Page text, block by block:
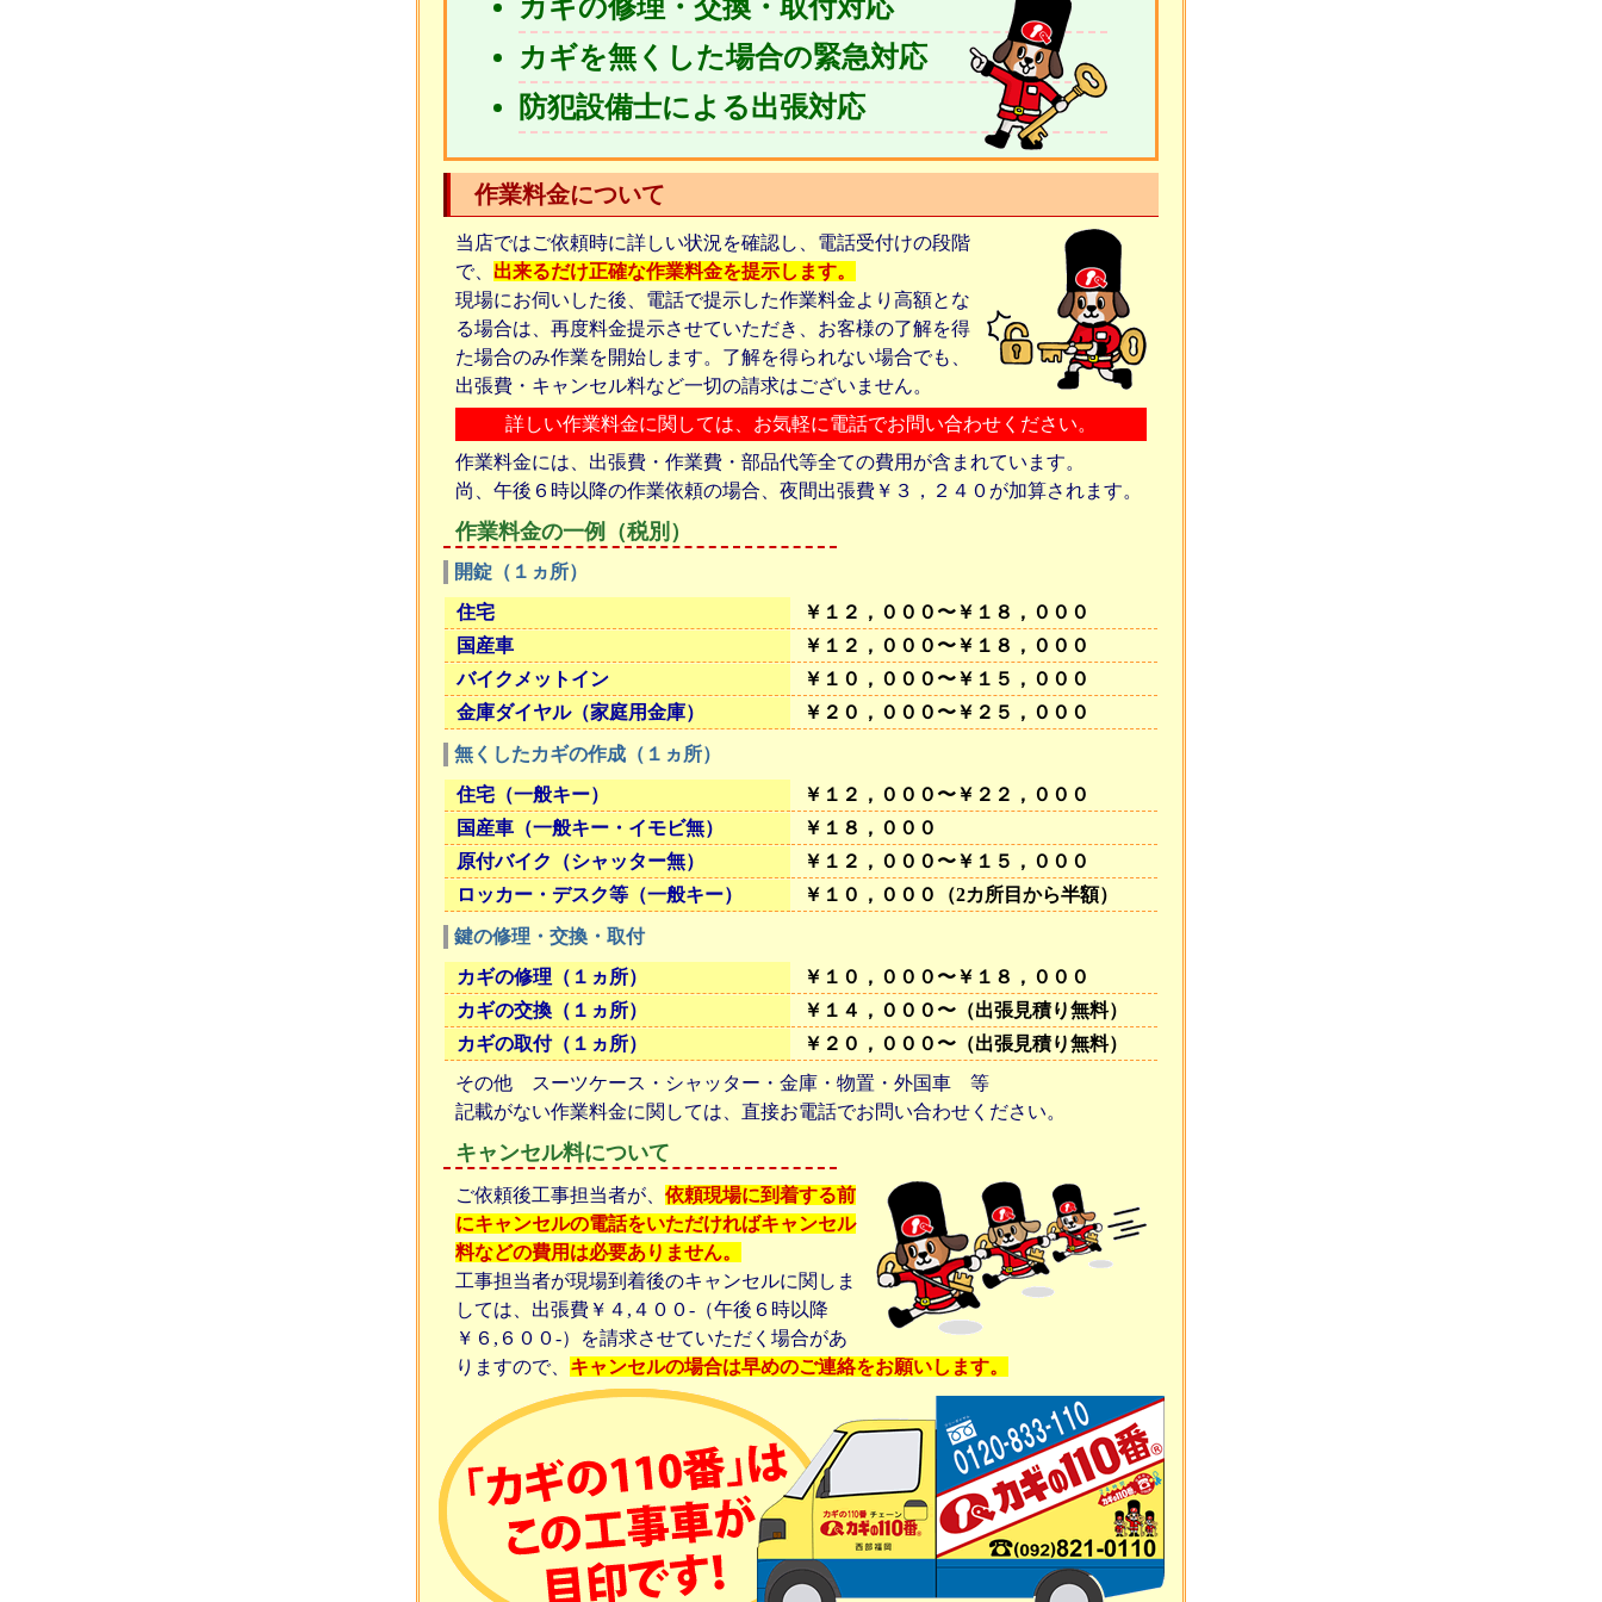
カギの修理・交換・取付対応
カギを無くした場合の緊急対応
防犯設備士による出張対応
作業料金について
当店ではご依頼時に詳しい状況を確認し、電話受付けの段階
で、 出来るだけ正確な作業料金を提示します。
現場にお伺いした後、電話で提示した作業料金より高額とな
る場合は、再度料金提示させていただき、お客様の了解を得
た場合のみ作業を開始します。了解を得られない場合でも、
出張費・キャンセル料など一切の請求はございません。
詳しい作業料金に関しては、お気軽に電話でお問い合わせください。
作業料金には、出張費・作業費・部品代等全ての費用が含まれています。
尚、午後６時以降の作業依頼の場合、夜間出張費￥３，２４０が加算されます。
作業料金の一例（税別）
開錠（１ヵ所）
住宅
￥１２，０００〜￥１８，０００
国産車
￥１２，０００〜￥１８，０００
バイクメットイン
￥１０，０００〜￥１５，０００
金庫ダイヤル（家庭用金庫）
￥２０，０００〜￥２５，０００
無くしたカギの作成（１ヵ所）
住宅（一般キー）
￥１２，０００〜￥２２，０００
国産車（一般キー・イモビ無）
￥１８，０００
原付バイク（シャッター無）
￥１２，０００〜￥１５，０００
ロッカー・デスク等（一般キー）
￥１０，０００（2カ所目から半額）
鍵の修理・交換・取付
カギの修理（１ヵ所）
￥１０，０００〜￥１８，０００
カギの交換（１ヵ所）
￥１４，０００〜（出張見積り無料）
カギの取付（１ヵ所）
￥２０，０００〜（出張見積り無料）
その他 スーツケース・シャッター・金庫・物置・外国車 等
記載がない作業料金に関しては、直接お電話でお問い合わせください。
キャンセル料について
ご依頼後工事担当者が、 依頼現場に到着する前
にキャンセルの電話をいただければキャンセル
料などの費用は必要ありません。
工事担当者が現場到着後のキャンセルに関しま
しては、出張費￥４,４００-（午後６時以降
￥６,６００-）を請求させていただく場合があ
りますので、 キャンセルの場合は早めのご連絡をお願いします。